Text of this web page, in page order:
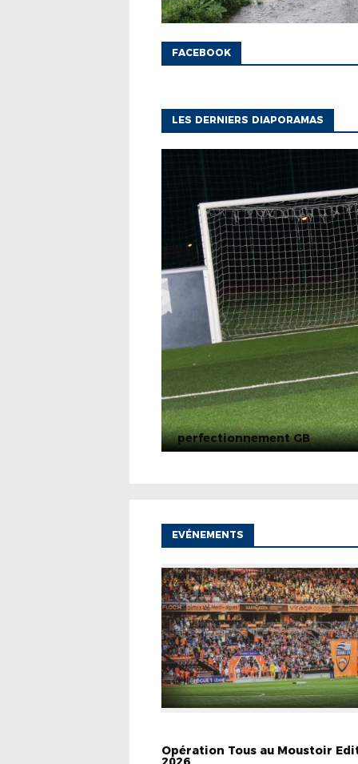
FACEBOOK
LES DERNIERS DIAPORAMAS
perfectionnement GB
EVÉNEMENTS
Opération Tous au Moustoir